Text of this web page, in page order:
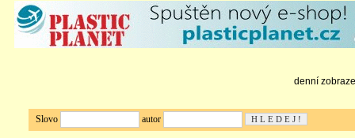
denní
Slovo autor